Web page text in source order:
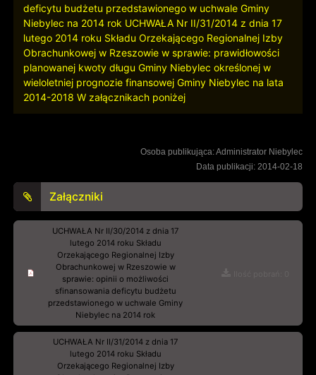
deficytu budżetu przedstawionego w uchwale Gminy
Niebylec na 2014 rok UCHWAŁA Nr II/31/2014 z dnia 17
lutego 2014 roku Składu Orzekającego Regionalnej Izby
Obrachunkowej w Rzeszowie w sprawie: prawidłowości
planowanej kwoty długu Gminy Niebylec określonej w
wieloletniej prognozie finansowej Gminy Niebylec na lata
2014-2018 W załącznikach poniżej
Osoba publikująca: Administrator Niebylec
Data publikacji: 2014-02-18
Załączniki
UCHWAŁA Nr II/30/2014 z dnia 17
lutego 2014 roku Składu
Orzekającego Regionalnej Izby
Obrachunkowej w Rzeszowie w
sprawie: opinii o możliwości
sfinansowania deficytu budżetu
przedstawionego w uchwale Gminy
Niebylec na 2014 rok
UCHWAŁA Nr II/31/2014 z dnia 17
lutego 2014 roku Składu
Orzekającego Regionalnej Izby